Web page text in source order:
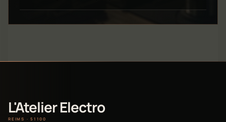
L'Atelier Electro
REIMS · 51100